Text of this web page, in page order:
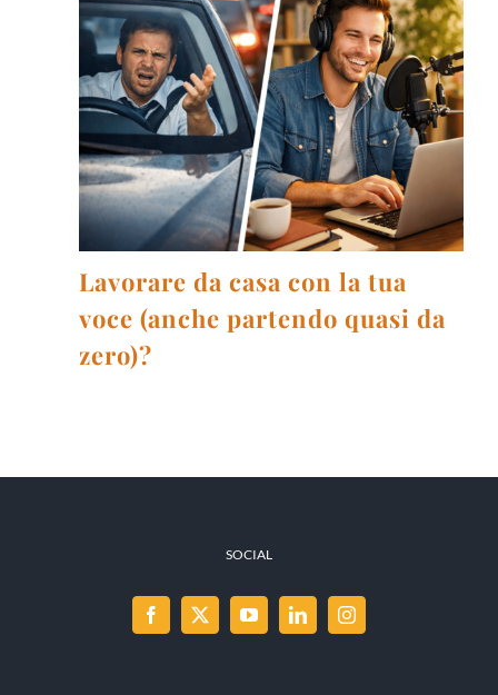
Lavorare da casa con la tua
voce (anche partendo quasi da
zero)?
SOCIAL